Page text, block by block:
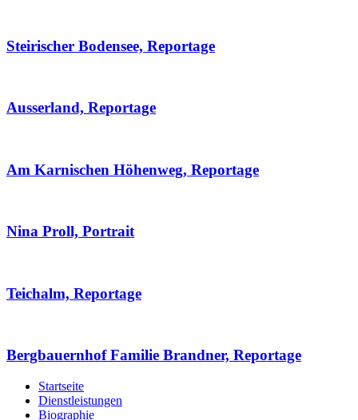
Steirischer Bodensee, Reportage
Ausserland, Reportage
Am Karnischen Höhenweg, Reportage
Nina Proll, Portrait
Teichalm, Reportage
Bergbauernhof Familie Brandner, Reportage
Startseite
Dienstleistungen
Biographie